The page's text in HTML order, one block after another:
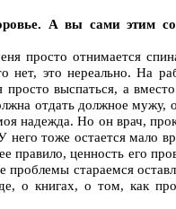
А вы сами этим
просто отнимается
нет, это нереально. На
выспаться, а вместо
отдать должное мужу,
надежда. Но он врач,
него тоже остается мало
ценность его
стараемся
о книгах, о том, как